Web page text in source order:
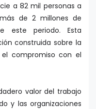
a 82 mil personas a
de 2 millones de
este periodo. Esta
construida sobre la
el compromiso con el
valor del trabajo
y las organizaciones